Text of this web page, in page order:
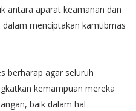
antara aparat keamanan dan
menciptakan kamtibmas
berharap agar seluruh
kemampuan mereka
baik dalam hal